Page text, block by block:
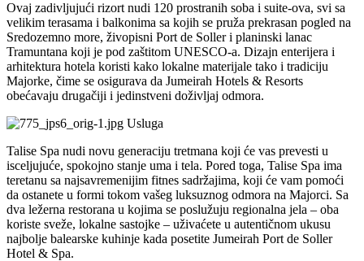
Ovaj zadivljujući rizort nudi 120 prostranih soba i suite-ova, svi sa
velikim terasama i balkonima sa kojih se pruža prekrasan pogled na
Sredozemno more, živopisni Port de Soller i planinski lanac
Tramuntana koji je pod zaštitom UNESCO-a. Dizajn enterijera i
arhitektura hotela koristi kako lokalne materijale tako i tradiciju
Majorke, čime se osigurava da Jumeirah Hotels & Resorts
obećavaju drugačiji i jedinstveni doživljaj odmora.
Usluga
Talise Spa nudi novu generaciju tretmana koji će vas prevesti u
isceljujuće, spokojno stanje uma i tela. Pored toga, Talise Spa ima
teretanu sa najsavremenijim fitnes sadržajima, koji će vam pomoći
da ostanete u formi tokom vašeg luksuznog odmora na Majorci. Sa
dva ležerna restorana u kojima se poslužuju regionalna jela – oba
koriste sveže, lokalne sastojke – uživaćete u autentičnom ukusu
najbolje balearske kuhinje kada posetite Jumeirah Port de Soller
Hotel & Spa.